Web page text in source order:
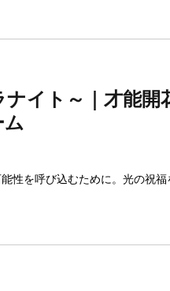
イト～｜才能開
性を呼び込むために。光の祝